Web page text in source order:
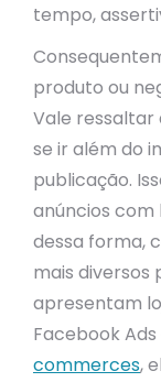
tempo,
produto ou
Vale ressaltar
se ir além do
publicação.
anúncios
dessa forma,
mais diversos
apresentam
Facebook
commerces,